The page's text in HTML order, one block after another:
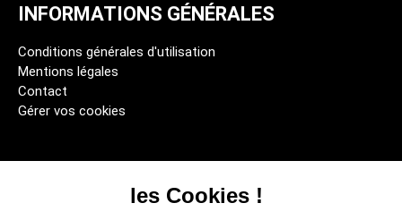
INFORMATIONS GÉNÉRALES
Conditions générales d'utilisation
Mentions légales
Contact
Gérer vos cookies